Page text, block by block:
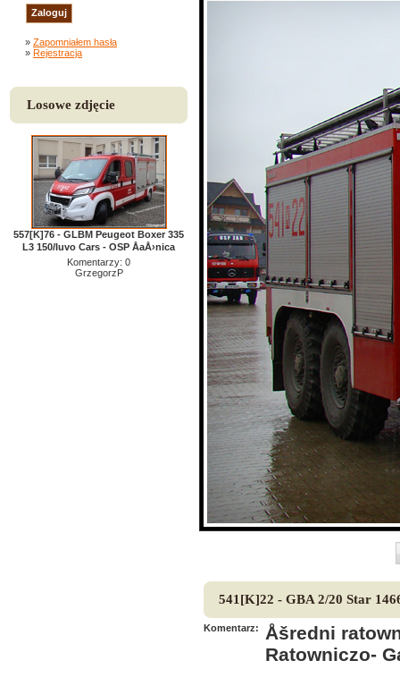
» Zapomniałem hasła
» Rejestracja
Losowe zdjęcie
557[K]76 - GLBM Peugeot Boxer 335
L3 150/Iuvo Cars - OSP ÅaÅ›nica
Komentarzy: 0
GrzegorzP
541[K]22 - GBA 2/20 Star
Komentarz:
Åšredni
Ratowniczo-